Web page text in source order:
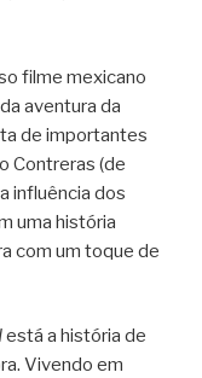
filme mexicano
aventura da
de importantes
Contreras (de
influência dos
uma história
com um toque de
está a história de
Vivendo em